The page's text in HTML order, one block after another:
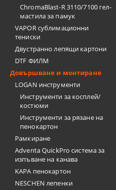
ChromaBlast-R 3110/7100 гел-
мастила за памук
VAPOR сублимационни
тениски
Двустранно лепящи картони
DTF ФИЛМ
Довършване и монтиране
LOGAN инструменти
Инструменти за косплей/
костюми
Инструменти за рязане на
пенокартон
Рамкиране
Adventa QuickPro система за
изпъване на канава
KAPA пенокартон
NESCHEN лепенки